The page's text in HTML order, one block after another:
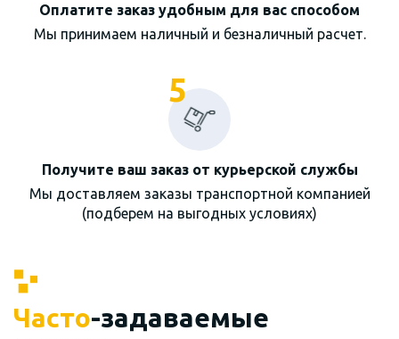
Оплатите заказ удобным для вас способом
Мы принимаем наличный и безналичный расчет.
5
Получите ваш заказ от курьерской службы
Мы доставляем заказы транспортной компанией
(подберем на выгодных условиях)
Часто-задаваемые